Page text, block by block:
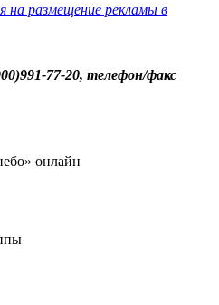
на размещение рекламы в
77-20, телефон/факс
онлайн